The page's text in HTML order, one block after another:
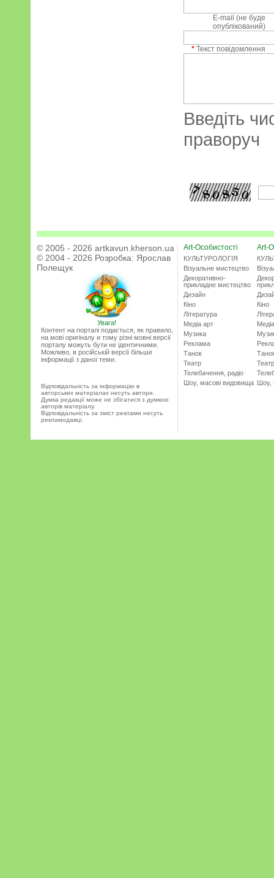
E-mail (не буде
опублікований)
* Текст повідомлення
Введіть
праворуч
© 2005 - 2026 artkavun.kherson.ua
© 2004 - 2026 Розробка: Ярослав
Полещук
Увага!
Контент на порталі подається, як правило,
на мові оригіналу и тому різні мовні версії
порталу можуть бути не ідентичними.
Можливо, в російській версії більше
інформації з даної теми.
Відповідальність за інформацію в
авторських матеріалах несуть автори.
Думка редакції може не збігатися з думкою
авторів матеріалу.
Відповідальність за зміст реклами несуть
рекламодавці.
Art-Особистості
КУЛЬТУРОЛОГІЯ
Візуальне мистецтво
Декоративно-
прикладне мистецтво
Дизайн
Кіно
Література
Медіа арт
Музика
Реклама
Танок
Театр
Телебачення, радіо
Шоу, масові видовища
Art-
Кіно
Театр
Шоу,